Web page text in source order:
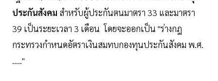
ประกันสังคม สำหรับผู้ประกันตนมาตรา 33 และมาตรา
39 เป็นระยะเวลา 3 เดือน โดยจะออกเป็น "ร่างกฎ
กระทรวงกำหนดอัตราเงินสมทบกองทุนประกันสังคม พ.ศ.
….."